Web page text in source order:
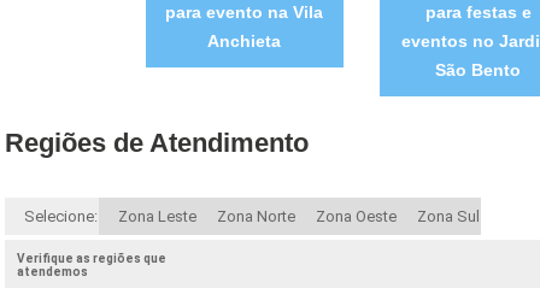
para evento na Vila
Anchieta
para festas e
eventos no
São Bento
Regiões de Atendimento
Selecione: Zona Leste Zona Norte Zona Oeste Zona Sul
Verifique as regiões que
atendemos